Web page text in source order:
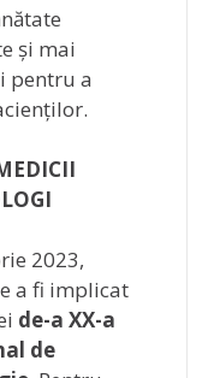
și mai
pentru a
2023,
a fi implicat
de-a XX-a
de